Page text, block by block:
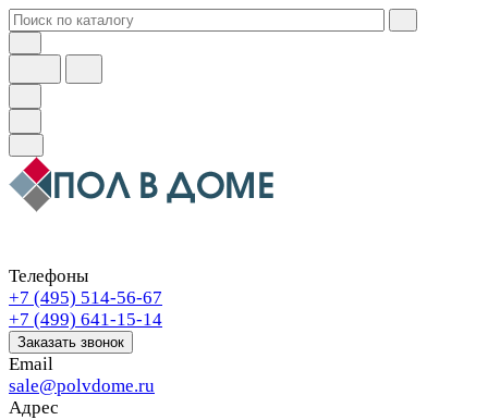
Телефоны
+7 (495) 514-56-67
+7 (499) 641-15-14
Заказать звонок
Email
sale@polvdome.ru
Адрес